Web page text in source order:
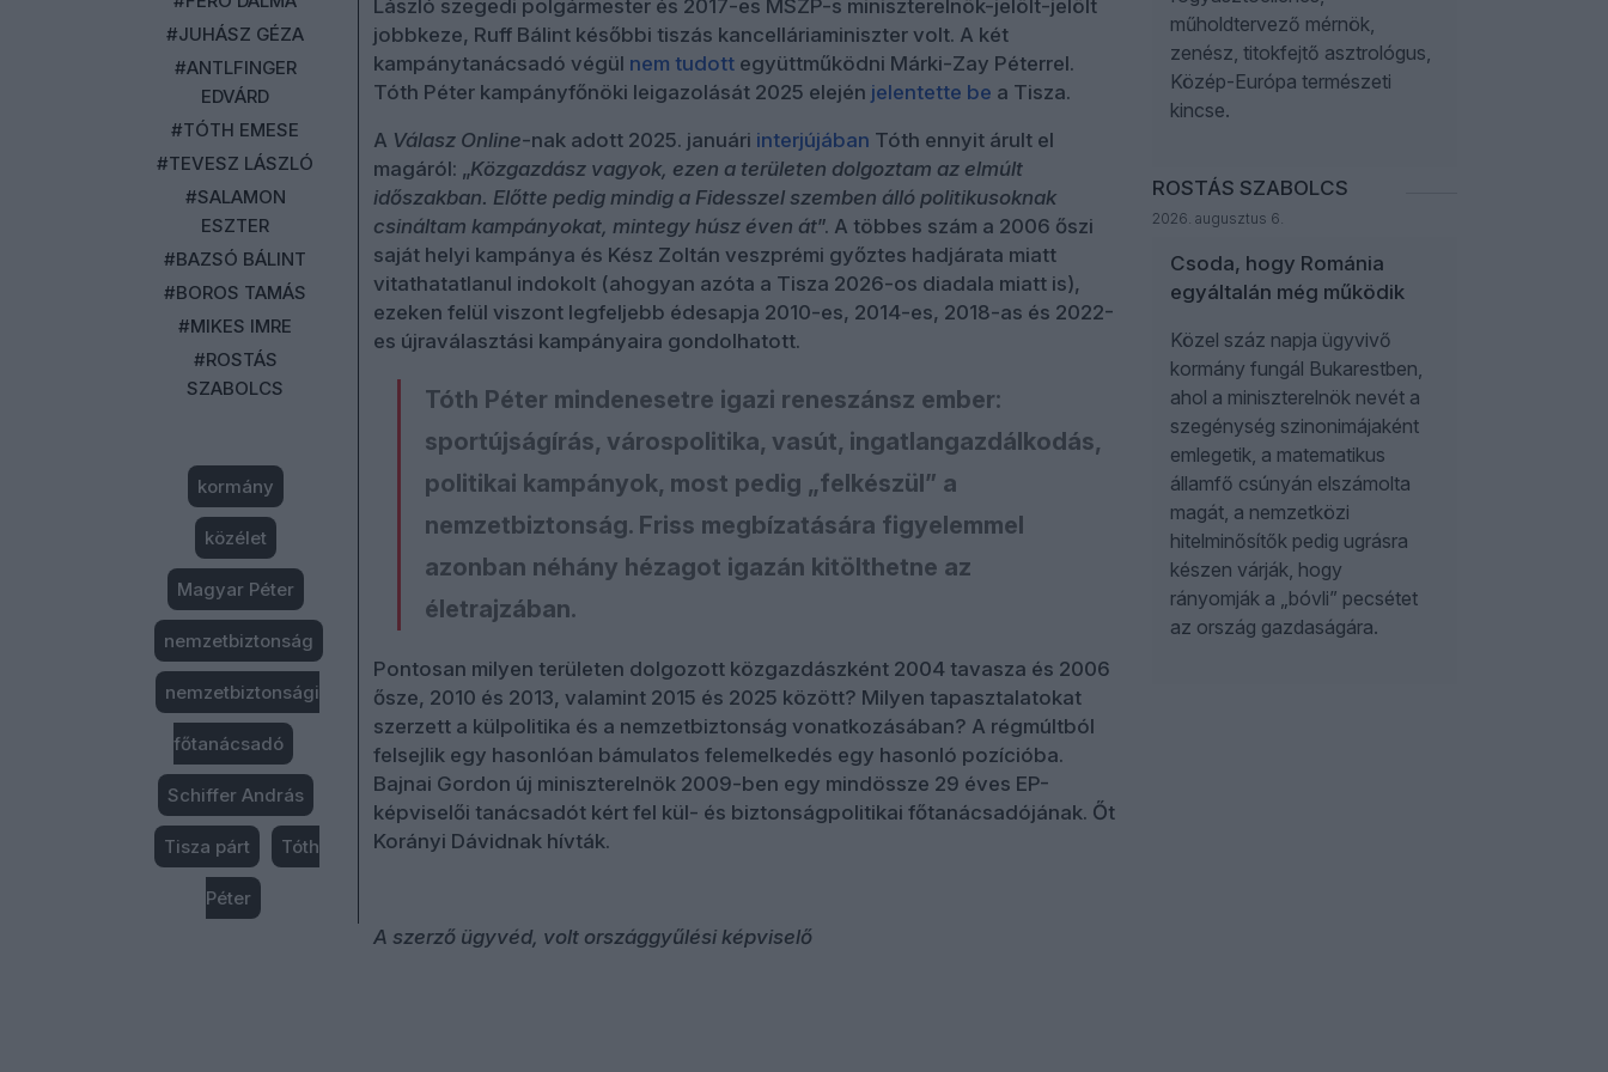
László szegedi polgármester és 2017-es MSZP-s miniszterelnök-jelölt-jelölt
jobbkeze, Ruff Bálint későbbi tiszás kancelláriaminiszter volt. A két
kampánytanácsadó végül nem tudott együttműködni Márki-Zay Péterrel.
Tóth Péter kampányfőnöki leigazolását 2025 elején jelentette be a Tisza.
A Válasz Online-nak adott 2025. januári interjújában Tóth ennyit árult el
magáról: „Közgazdász vagyok, ezen a területen dolgoztam az elmúlt
időszakban. Előtte pedig mindig a Fidesszel szemben álló politikusoknak
csináltam kampányokat, mintegy húsz éven át”. A többes szám a 2006 őszi
saját helyi kampánya és Kész Zoltán veszprémi győztes hadjárata miatt
vitathatatlanul indokolt (ahogyan azóta a Tisza 2026-os diadala miatt is),
ezeken felül viszont legfeljebb édesapja 2010-es, 2014-es, 2018-as és 2022-
es újraválasztási kampányaira gondolhatott.
Tóth Péter mindenesetre igazi reneszánsz ember:
sportújságírás, várospolitika, vasút, ingatlangazdálkodás,
politikai kampányok, most pedig „felkészül” a
nemzetbiztonság. Friss megbízatására figyelemmel
azonban néhány hézagot igazán kitölthetne az
életrajzában.
Pontosan milyen területen dolgozott közgazdászként 2004 tavasza és 2006
ősze, 2010 és 2013, valamint 2015 és 2025 között? Milyen tapasztalatokat
szerzett a külpolitika és a nemzetbiztonság vonatkozásában? A régmúltból
felsejlik egy hasonlóan bámulatos felemelkedés egy hasonló pozícióba.
Bajnai Gordon új miniszterelnök 2009-ben egy mindössze 29 éves EP-
képviselői tanácsadót kért fel kül- és biztonságpolitikai főtanácsadójának. Őt
Korányi Dávidnak hívták.
A szerző ügyvéd, volt országgyűlési képviselő
#JUHÁSZ GÉZA
#ANTLFINGER
EDVÁRD
#TÓTH EMESE
#TEVESZ LÁSZLÓ
#SALAMON
ESZTER
#BAZSÓ BÁLINT
#BOROS TAMÁS
#MIKES IMRE
#ROSTÁS
SZABOLCS
kormány
közélet
Magyar Péter
nemzetbiztonság
nemzetbiztonsági
főtanácsadó
Schiffer András
Tisza párt Tóth
Péter
műholdtervező mérnök,
zenész, titokfejtő asztrológus,
Közép-Európa természeti
kincse.
ROSTÁS SZABOLCS
2026. augusztus 6.
Csoda, hogy Románia
egyáltalán még működik
Közel száz napja ügyvivő
kormány fungál Bukarestben,
ahol a miniszterelnök nevét a
szegénység szinonimájaként
emlegetik, a matematikus
államfő csúnyán elszámolta
magát, a nemzetközi
hitelminősítők pedig ugrásra
készen várják, hogy
rányomják a „bóvli” pecsétet
az ország gazdaságára.